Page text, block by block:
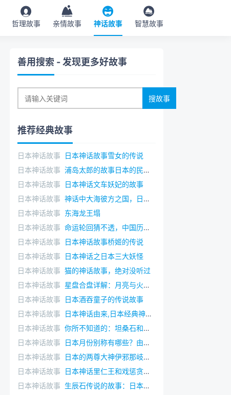
哲理故事 亲情故事 神话故事 智慧故事
善用搜索 - 发现更多好故事
推荐经典故事
日本神话故事 日本神话故事雪女的传说
日本神话故事 浦岛太郎的故事日本的民间故事
日本神话故事 日本神话文车妖妃的故事
日本神话故事 神话中大海彼方之国，日本神话常世之国
日本神话故事 东海龙王塌
日本神话故事 命运轮回猜不透，中国历史上10大诡异巧合
日本神话故事 日本神话故事桥姬的传说
日本神话故事 日本神话之日本三大妖怪
日本神话故事 猫的神话故事，绝对没听过
日本神话故事 星盘合盘详解：月亮与火星的相位角度
日本神话故事 日本酒吞童子的传说故事
日本神话故事 日本神话由来,日本经典神话人物
日本神话故事 你所不知道的：坦桑石和蓝宝石的区别
日本神话故事 日本月份别称有哪些？由来是什么？
日本神话故事 日本的两尊大神伊邪那岐和伊邪那美
日本神话故事 日本神话里仁王和戏惩贪心富翁的故事
日本神话故事 生辰石传说的故事：日本神话